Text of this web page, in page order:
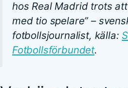
hos Real Madrid trots
med tio spelare” –
fotbollsjournalist, källa:
Fotbollsförbundet.